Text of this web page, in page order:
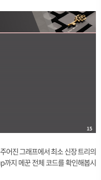
어진 그래프에서 최소 신장 트리의
지 메꾼 전체 코드를 확인해봅시